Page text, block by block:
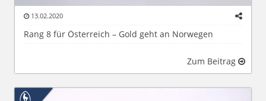
13.02.2020
Rang 8 für Österreich – Gold geht an Norwegen
Zum Beitrag